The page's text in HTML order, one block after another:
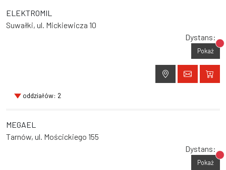
ELEKTROMIL
Suwałki, ul. Mickiewicza 10
Dystans:
Pokaż
oddziałów: 2
MEGAEL
Tarnów, ul. Mościckiego 155
Dystans:
Pokaż